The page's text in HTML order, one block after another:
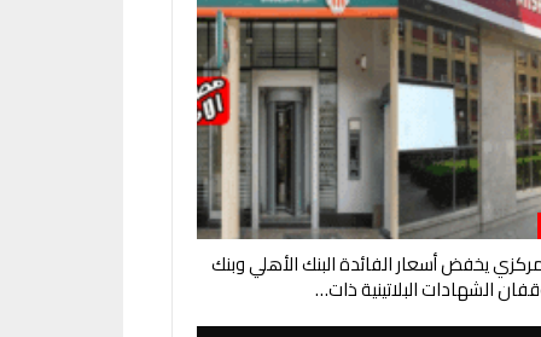
يخفض أسعار الفائدة البنك الأهلي وبنك
الشهادات البلاتينية ذات…